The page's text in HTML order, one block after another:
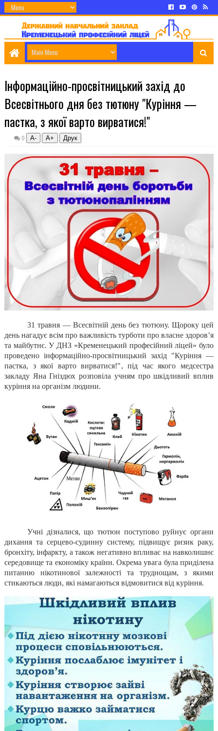
Інформаційно-просвітницький захід до
Всесвітнього дня без тютюну "Куріння —
пастка, з якої варто вирватися!"
0 А- А+
31 травня — Всесвітній день без тютюну. Щороку цей
день нагадує всім про важливість турботи про власне здоров’я
та майбутнє. У ДНЗ «Кременецький професійний ліцей» було
проведено інформаційно-просвітницький захід "Куріння —
пастка, з якої варто вирватися!", під час якого медсестра
закладу Яна Гніздюх розповіла учням про шкідливий вплив
куріння на організм людини.
Учні дізналися, що тютюн поступово руйнує органи
дихання та серцево-судинну систему, підвищує ризик раку,
бронхіту, інфаркту, а також негативно впливає на навколишнє
середовище та економіку країни. Окрема увага була приділена
питанню нікотинової залежності та труднощам, з якими
стикаються люди, які намагаються відмовитися від куріння.